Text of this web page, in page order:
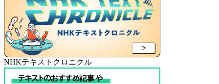
NHKテキストクロニクル